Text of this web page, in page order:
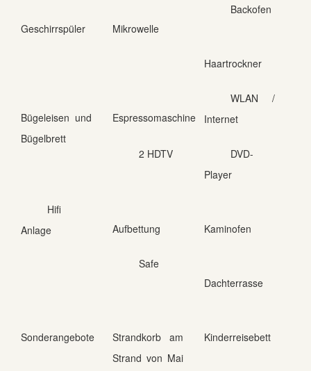
Geschirrspüler Mikrowelle
Backofen
Haartrockner
Bügeleisen und
Bügelbrett
Espressomaschine
WLAN /
Internet
2 HDTV
DVD-
Player
Hifi
Anlage
Aufbettung Kaminofen
Safe
Dachterrasse
Sonderangebote
Strandkorb am
Strand von Mai
Kinderreisebett